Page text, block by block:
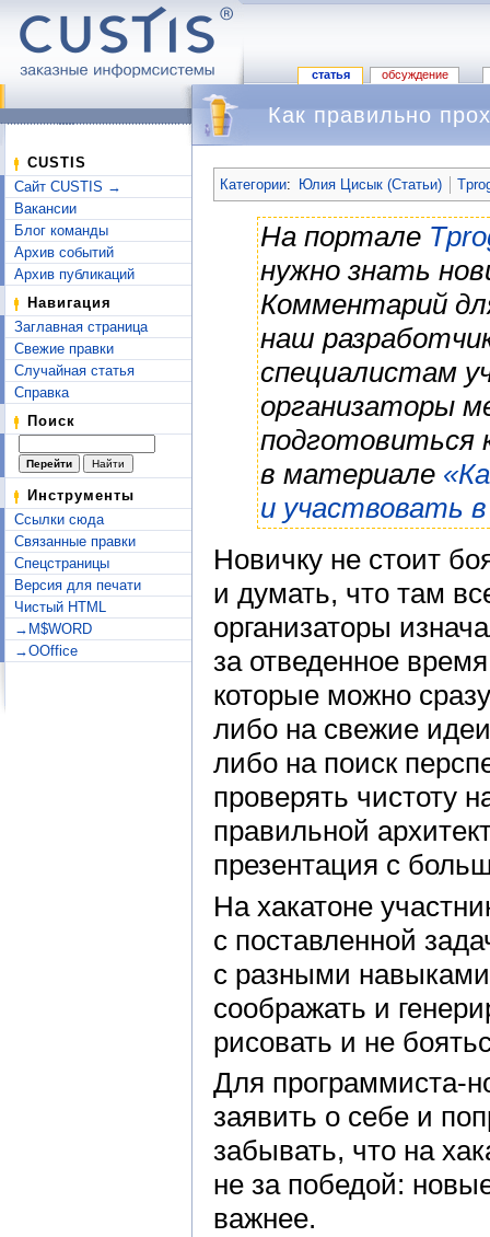
статья обсуждение
CUSTIS
Сайт CUSTIS →
Вакансии
Блог команды
Архив событий
Архив публикаций
Навигация
Заглавная страница
Свежие правки
Случайная статья
Справка
Поиск
Инструменты
Ссылки сюда
Связанные правки
Спецстраницы
Версия для печати
Чистый HTML
→M$WORD
→OOffice
Как правильно
Категории: Юлия Цисык (Статьи)
На портале
нужно знать
Комментарий
наш
специалистам
организаторы
в материале
и участвовать
Новичку не стоит
и думать, что там
организаторы
за отведенное
которые можно
либо на свежие
либо на поиск
проверять чистоту
правильной
презентация с
На хакатоне
с поставленной
с разными
соображать и
рисовать и не
Для программиста-
заявить о себе и
забывать, что на
не за победой:
важнее.